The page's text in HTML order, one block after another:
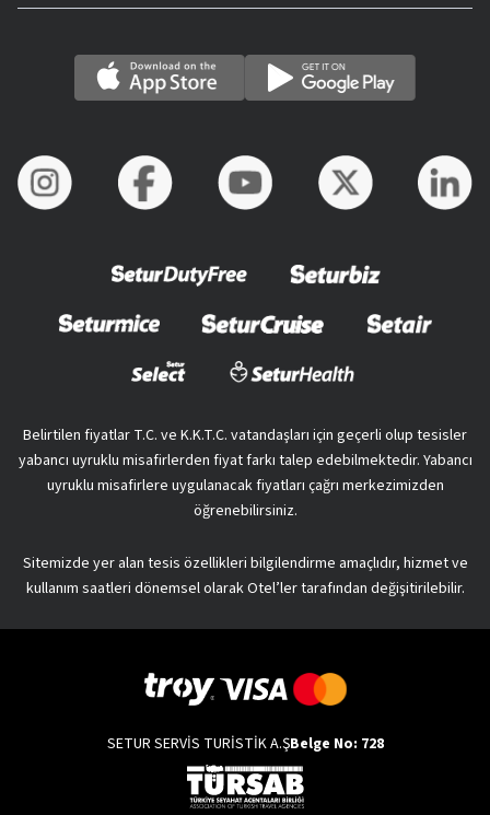
Belirtilen fiyatlar T.C. ve K.K.T.C. vatandaşları için geçerli olup tesisler
yabancı uyruklu misafirlerden fiyat farkı talep edebilmektedir. Yabancı
uyruklu misafirlere uygulanacak fiyatları çağrı merkezimizden
öğrenebilirsiniz.
Sitemizde yer alan tesis özellikleri bilgilendirme amaçlıdır, hizmet ve
kullanım saatleri dönemsel olarak Otel’ler tarafından değişitirilebilir.
SETUR SERVİS TURİSTİK A.ŞBelge No: 728